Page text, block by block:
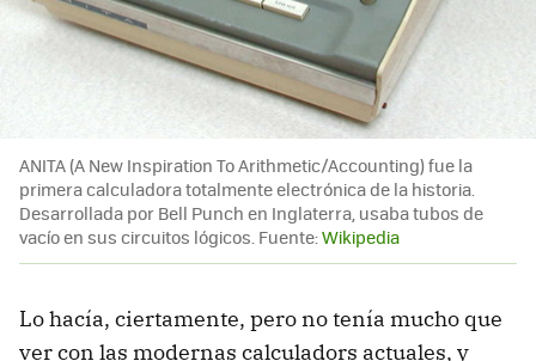
ANITA (A New Inspiration To Arithmetic/Accounting) fue la
primera calculadora totalmente electrónica de la historia.
Desarrollada por Bell Punch en Inglaterra, usaba tubos de
vacío en sus circuitos lógicos. Fuente:Wikipedia
Lo hacía, ciertamente, pero no tenía mucho que
ver con las modernas calculadors actuales, y